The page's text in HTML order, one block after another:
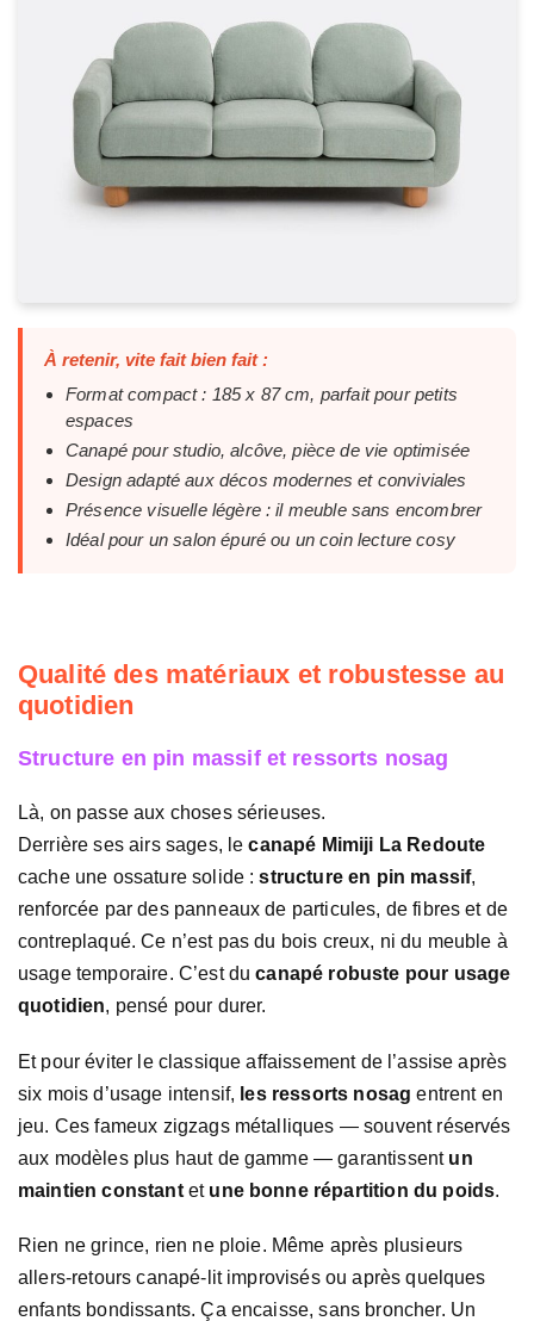
À retenir, vite fait bien fait :
Format compact : 185 x 87 cm, parfait pour petits
espaces
Canapé pour studio, alcôve, pièce de vie optimisée
Design adapté aux décos modernes et conviviales
Présence visuelle légère : il meuble sans encombrer
Idéal pour un salon épuré ou un coin lecture cosy
Qualité des matériaux et robustesse au
quotidien
Structure en pin massif et ressorts nosag
Là, on passe aux choses sérieuses.
Derrière ses airs sages, lecanapé Mimiji La Redoute
cache une ossature solide :structure en pin massif,
renforcée par des panneaux de particules, de fibres et de
contreplaqué. Ce n’est pas du bois creux, ni du meuble à
usage temporaire. C’est ducanapé robuste pour usage
quotidien, pensé pour durer.
Et pour éviter le classique affaissement de l’assise après
six mois d’usage intensif, les ressorts nosag entrent en
jeu. Ces fameux zigzags métalliques — souvent réservés
aux modèles plus haut de gamme — garantissent un
maintien constantet une bonne répartition du poids.
Rien ne grince, rien ne ploie. Même après plusieurs
allers-retours canapé-lit improvisés ou après quelques
enfants bondissants. Ça encaisse, sans broncher. Un